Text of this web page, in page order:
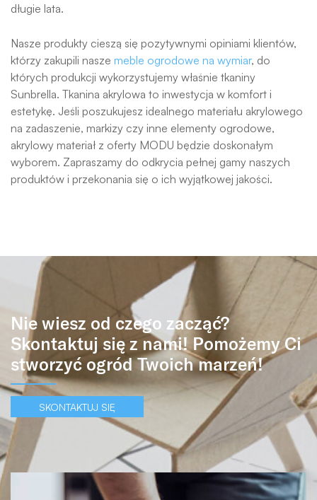
długie lata.
Nasze produkty cieszą się pozytywnymi opiniami klientów,
którzy zakupili nasze meble ogrodowe na wymiar, do
których produkcji wykorzystujemy właśnie tkaniny
Sunbrella. Tkanina akrylowa to inwestycja w komfort i
estetykę. Jeśli poszukujesz idealnego materiału akrylowego
na zadaszenie, markizy czy inne elementy ogrodowe,
akrylowy materiał z oferty MODU będzie doskonałym
wyborem. Zapraszamy do odkrycia pełnej gamy naszych
produktów i przekonania się o ich wyjątkowej jakości.
Nie wiesz od czego zacząć?
Skontaktuj się z nami! Pomożemy Ci
stworzyć ogród Twoich marzeń!
SKONTAKTUJ SIĘ